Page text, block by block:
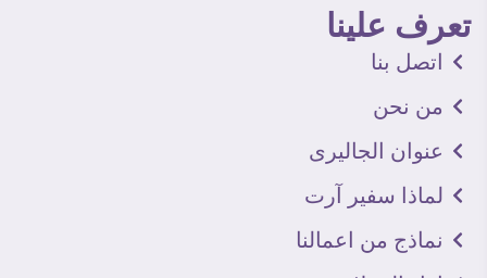
تعرف علينا
اتصل بنا
من نحن
عنوان الجاليرى
لماذا سفير آرت
نماذج من اعمالنا